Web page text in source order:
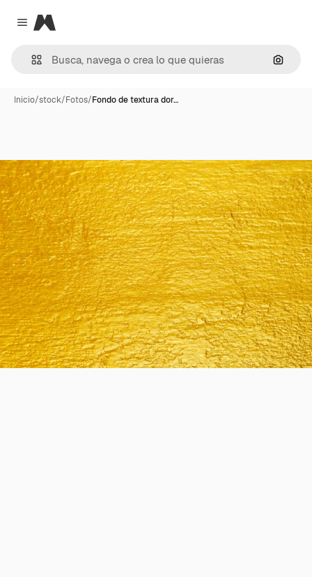
Close menu
Magnific
Inicio/stock/Fotos/Fondo de textura dor…